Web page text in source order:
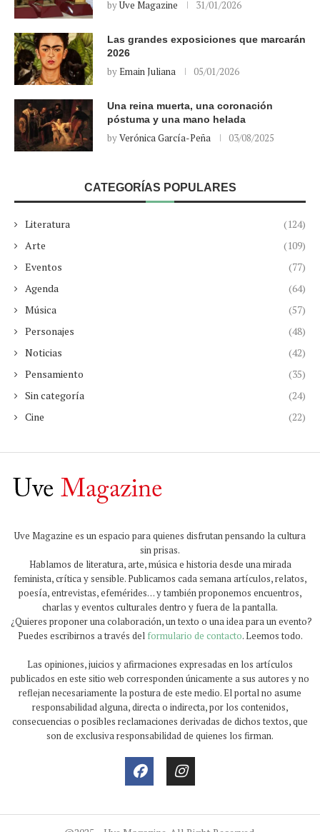
byUve Magazine 31/01/2026
Las grandes exposiciones que marcarán
2026
byEmain Juliana 05/01/2026
Una reina muerta, una coronación
póstuma y una mano helada
byVerónica García-Peña 03/08/2025
CATEGORÍAS POPULARES
Literatura
(124)
Arte
(109)
Eventos
(77)
Agenda
(64)
Música
(57)
Personajes
(48)
Noticias
(42)
Pensamiento
(35)
Sin categoría
(24)
Cine
(22)
Uve Magazine es un espacio para quienes disfrutan pensando la cultura
sin prisas.
Hablamos de literatura, arte, música e historia desde una mirada
feminista, crítica y sensible. Publicamos cada semana artículos, relatos,
poesía, entrevistas, efemérides… y también proponemos encuentros,
charlas y eventos culturales dentro y fuera de la pantalla.
¿Quieres proponer una colaboración, un texto o una idea para un evento?
Puedes escribirnos a través del formulario de contacto. Leemos todo.
Las opiniones, juicios y afirmaciones expresadas en los artículos
publicados en este sitio web corresponden únicamente a sus autores y no
reflejan necesariamente la postura de este medio. El portal no asume
responsabilidad alguna, directa o indirecta, por los contenidos,
consecuencias o posibles reclamaciones derivadas de dichos textos, que
son de exclusiva responsabilidad de quienes los firman.